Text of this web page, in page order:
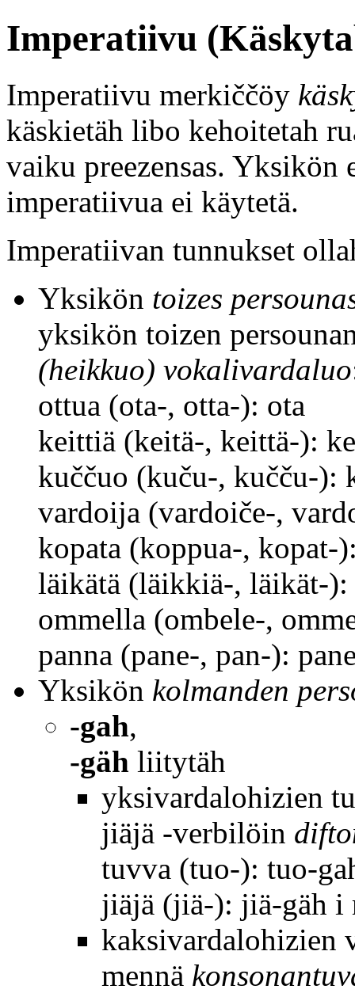
Imperatiivu
Imperatiivu merkiččöy
käskietäh libo kehoitetah
vaiku preezensas. Yksikön
imperatiivua ei käytetä.
Imperatiivan tunnukset
Yksikön toizes
yksikön toizen
(heikkuo) vokalivardaluo
ottua (ota-, otta-): ota
keittiä (keitä-, keittä-):
kuččuo (kuču-, kučču-):
vardoija (vardoiče-,
kopata (koppua-, kopat-
läikätä (läikkiä-, läikät-
ommella (ombele-,
panna (pane-, pan-):
Yksikön kolmanden
-gah,
-gäh liitytäh
yksivardalohizien
jiäjä -verbilöin
tuvva (tuo-): tuo-
jiäjä (jiä-): jiä-gäh i
kaksivardalohizien
mennä